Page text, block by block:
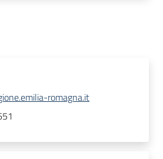
romagna.it